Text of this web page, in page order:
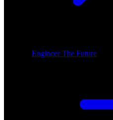
Engineer The Future